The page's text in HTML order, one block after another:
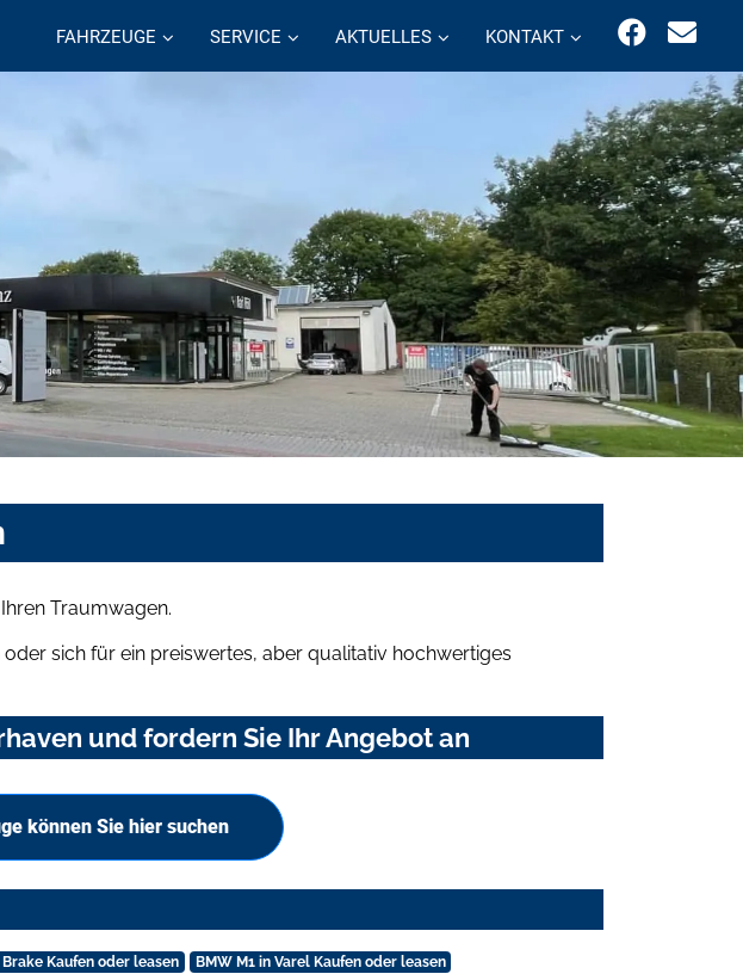
FAHRZEUGE SERVICE AKTUELLES KONTAKT
Traumwagen.
sich für ein preiswertes, aber qualitativ hochwertiges
und fordern Sie Ihr Angebot an
können Sie hier suchen
Brake Kaufen oder leasen BMW M1 in Varel Kaufen oder leasen